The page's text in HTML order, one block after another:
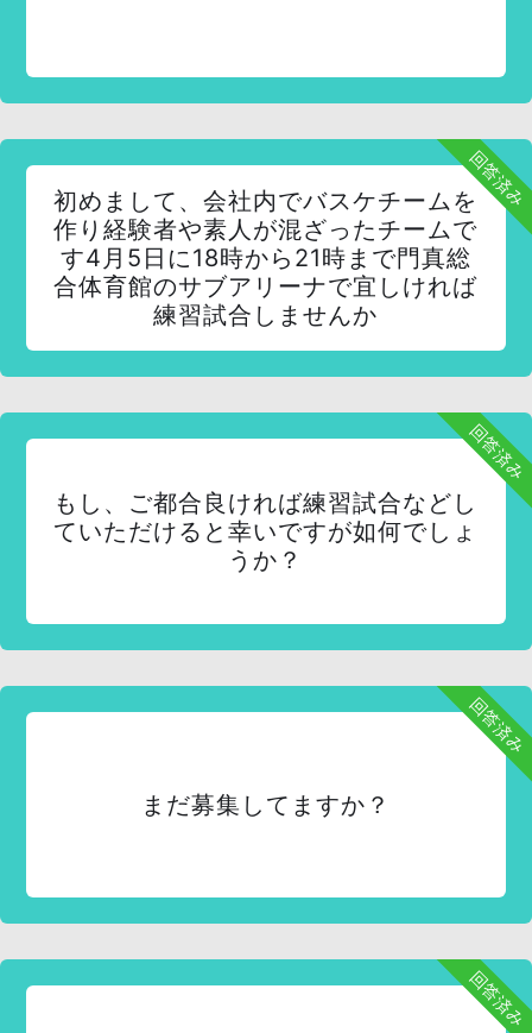
回答済み
初めまして、会社内でバスケチームを
作り経験者や素人が混ざったチームで
す4月5日に18時から21時まで門真総
合体育館のサブアリーナで宜しければ
練習試合しませんか
回答済み
もし、ご都合良ければ練習試合などし
ていただけると幸いですが如何でしょ
うか？
回答済み
まだ募集してますか？
回答済み